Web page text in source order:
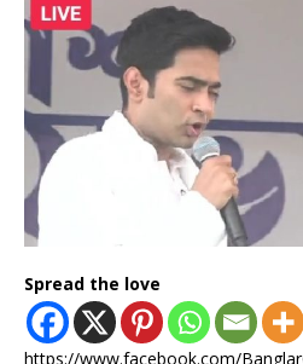
Spread the love
https://www.facebook.com/